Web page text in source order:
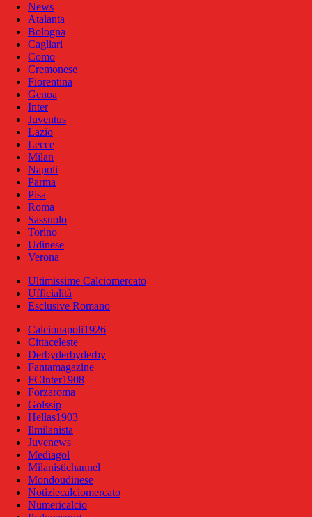
News
Atalanta
Bologna
Cagliari
Como
Cremonese
Fiorentina
Genoa
Inter
Juventus
Lazio
Lecce
Milan
Napoli
Parma
Pisa
Roma
Sassuolo
Torino
Udinese
Verona
Ultimissime Calciomercato
Ufficialità
Esclusive Romano
Calcionapoli1926
Cittaceleste
Derbyderbyderby
Fantamagazine
FCInter1908
Forzaroma
Golssip
Hellas1903
Ilmilanista
Juvenews
Mediagol
Milanistichannel
Mondoudinese
Notiziecalciomercato
Numericalcio